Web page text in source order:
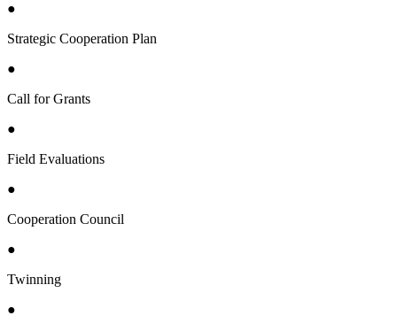
●
Strategic Cooperation Plan
●
Call for Grants
●
Field Evaluations
●
Cooperation Council
●
Twinning
●